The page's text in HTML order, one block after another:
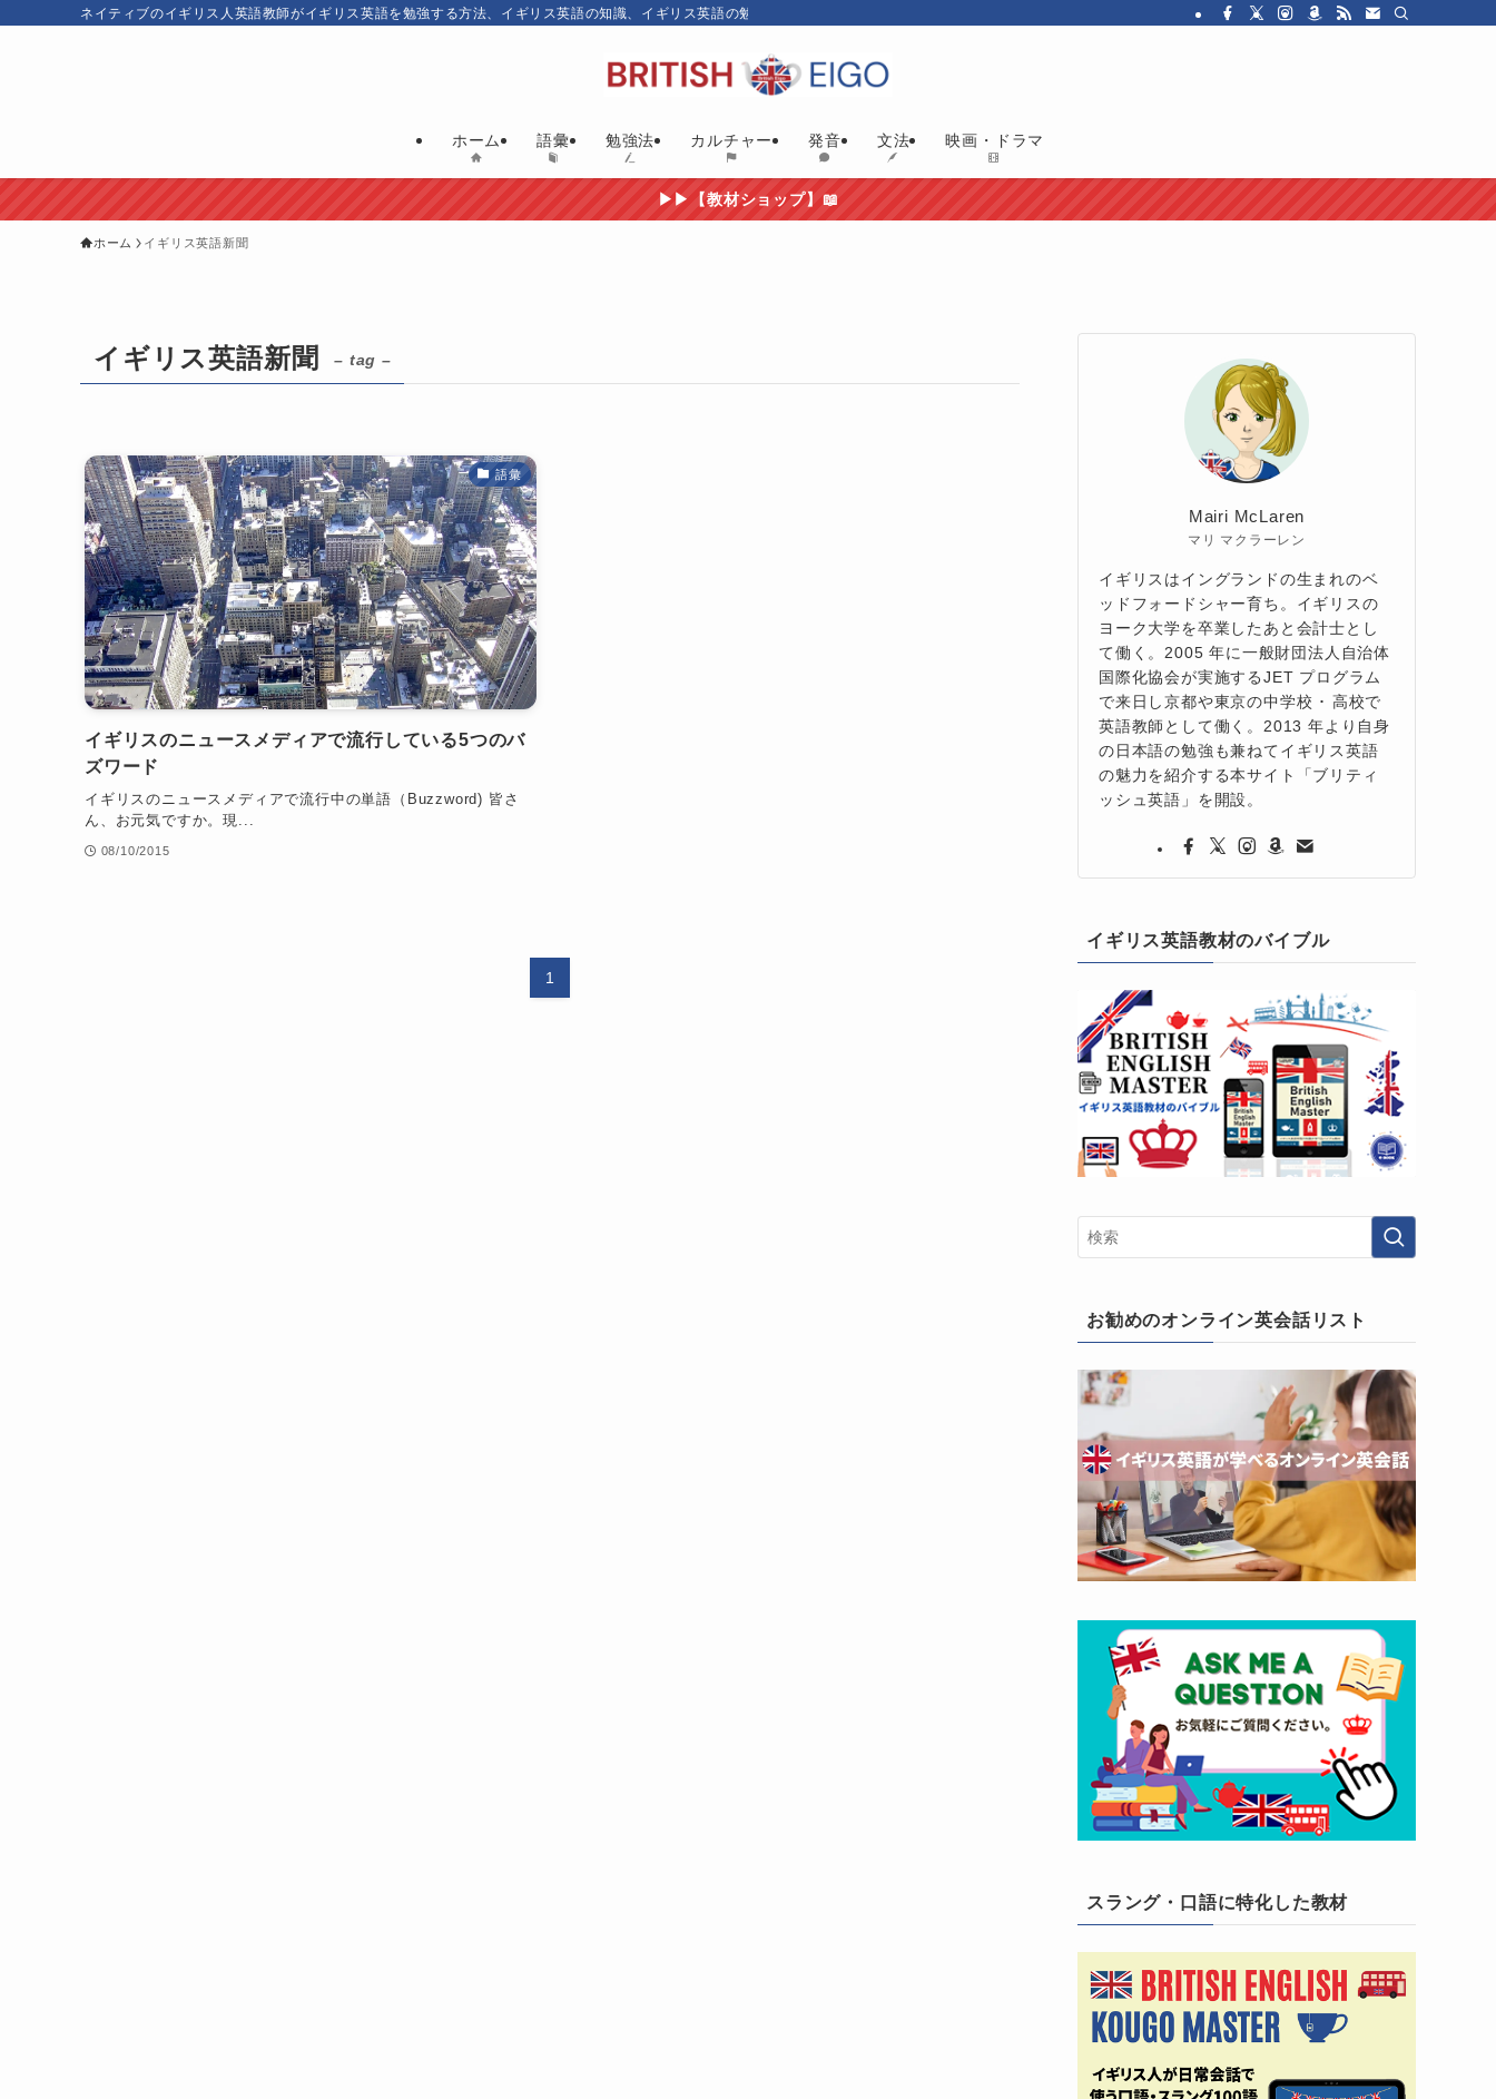
ネイティブのイギリス人英語教師がイギリス英語を勉強する方法、イギリス英語の知識、イギリス英語の勉強にお勧めの英語教材やイギリス映画・ドラマを紹介しています。イギリス人の性格や国民性、イギリスのカルチャ
ホーム 語彙 勉強法 カルチャー 発音 文法 映画・ドラマ
▶▶【教材ショップ】📖
ホーム イギリス英語新聞
イギリス英語新聞 – tag –
語彙
イギリスのニュースメディアで流行している5つのバ
ズワード
イギリスのニュースメディアで流行中の単語（Buzzword) 皆さ
ん、お元気ですか。現...
08/10/2015
1
Mairi McLaren
マリ マクラーレン
イギリスはイングランドの生まれのベ
ッドフォードシャー育ち。イギリスの
ヨーク大学を卒業したあと会計士とし
て働く。2005 年に一般財団法人自治体
国際化協会が実施するJET プログラム
で来日し京都や東京の中学校 ･ 高校で
英語教師として働く。2013 年より自身
の日本語の勉強も兼ねてイギリス英語
の魅力を紹介する本サイト「ブリティ
ッシュ英語」を開設。
イギリス英語教材のバイブル
お勧めのオンライン英会話リスト
スラング・口語に特化した教材